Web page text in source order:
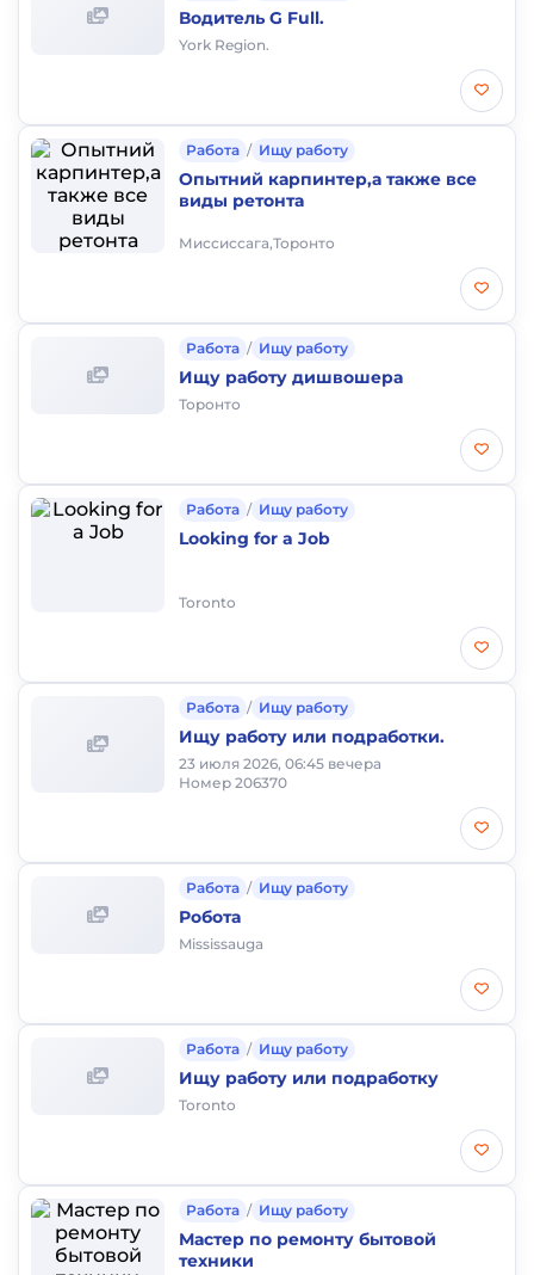
Водитель G Full.
York Region.
Работа / Ищу работу
Опытний карпинтер,а также все
виды ретонта
Миссиссага,Торонто
Работа / Ищу работу
Ищу работу дишвошера
Торонто
Работа / Ищу работу
Looking for a Job
Toronto
Работа / Ищу работу
Ищу работу или подработки.
23 июля 2026, 06:45 вечера
Номер 206370
Работа / Ищу работу
Робота
Mississauga
Работа / Ищу работу
Ищу работу или подработку
Toronto
Работа / Ищу работу
Мастер по ремонту бытовой
техники